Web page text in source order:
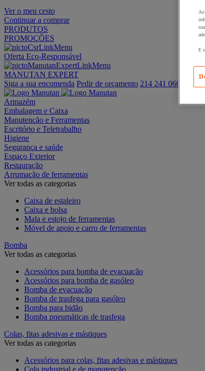
Ver o meu cesto
Continuar a comprar
PRODUTOS
PROMOÇÕES
Oferta Eco-Responsável
MANUTAN EXPERT
Siga a sua encomenda Pedir de orçamento 214 241 060
Armazém
Embalagem e Caixa
Manutenção e Ferramentas
Escritório e Teletrabalho
Higiene
Segurança e saúde
Espaço Exterior
Restauração
Arrumação de ferramentas
Ver todas as categorias
Caixa de estaleiro
Caixa e bolsa
Mala e estojo de ferramentas
Móvel de apoio e carro de ferramentas
Bomba
Ver todas as categorias
Acessórios para bomba de evacuação
Acessórios para bomba de gasóleo
Bomba de evacuação
Bomba de trasfega para gasóleo
Bomba para bidão
Bomba pneumáticas de trasfega
Colas, fitas adesivas e mástiques
Ver todas as categorias
Acessórios para colas, fitas adesivas e mástiques
Cola industrial e de manutenção
E